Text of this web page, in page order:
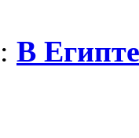
: В